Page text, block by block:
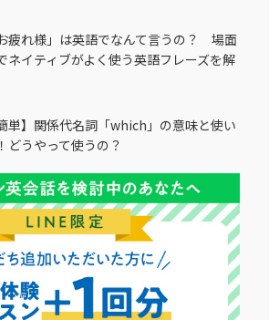
お疲れ様」は英語でなんて言うの？ 場面
ネイティブがよく使う英語フレーズを解
簡単】関係代名詞「which」の意味と使い
どうやって使うの？